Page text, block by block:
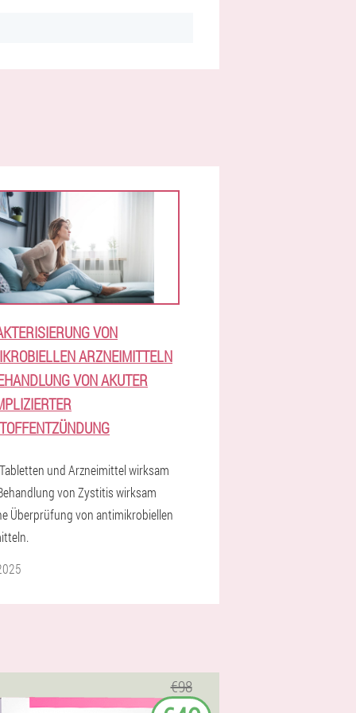
VON
ARZNEIMITTELN
VON AKUTER
und Arzneimittel wirksam
von Zystitis wirksam
Überprüfung von antimikrobiellen
€98